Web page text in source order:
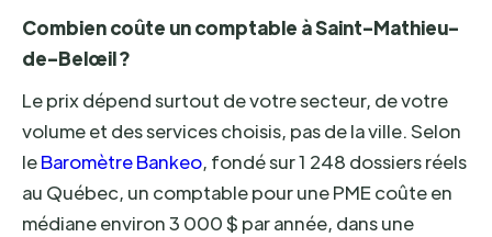
Combien coûte un comptable à Saint-Mathieu-
de-Belœil ?
Le prix dépend surtout de votre secteur, de votre
volume et des services choisis, pas de la ville. Selon
leBaromètre Bankeo, fondé sur 1 248 dossiers réels
au Québec, un comptable pour une PME coûte en
médiane environ 3 000 $ par année, dans une